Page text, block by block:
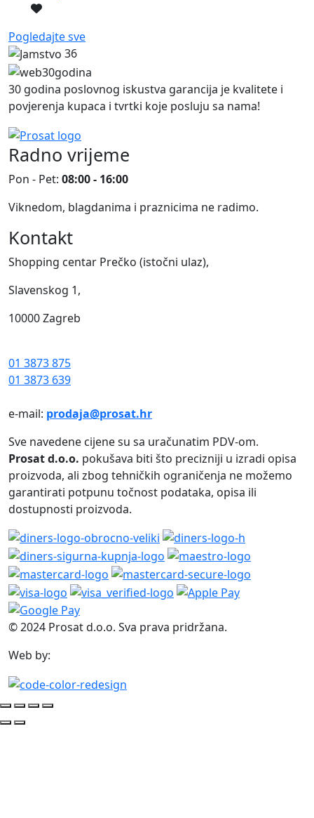
Pogledajte sve
36
30 godina poslovnog iskustva garancija je kvalitete i
povjerenja kupaca i tvrtki koje posluju sa nama!
Radno vrijeme
Pon - Pet: 08:00 - 16:00
Viknedom, blagdanima i praznicima ne radimo.
Kontakt
Shopping centar Prečko (istočni ulaz),
Slavenskog 1,
10000 Zagreb
01 3873 875
01 3873 639
e-mail: prodaja@prosat.hr
Sve navedene cijene su sa uračunatim PDV-om.
Prosat d.o.o. pokušava biti što precizniji u izradi opisa
proizvoda, ali zbog tehničkih ograničenja ne možemo
garantirati potpunu točnost podataka, opisa ili
dostupnosti proizvoda.
© 2024 Prosat d.o.o. Sva prava pridržana.
Web by: